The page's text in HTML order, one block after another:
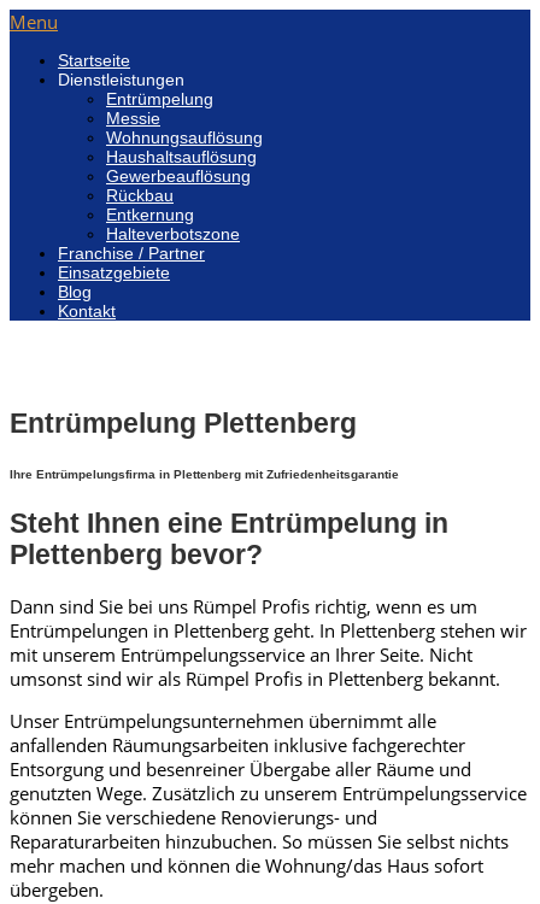
Menu
Startseite
Dienstleistungen
Entrümpelung
Messie
Wohnungsauflösung
Haushaltsauflösung
Gewerbeauflösung
Rückbau
Entkernung
Halteverbotszone
Franchise / Partner
Einsatzgebiete
Blog
Kontakt
Entrümpelung Plettenberg
Ihre Entrümpelungsfirma in Plettenberg mit Zufriedenheitsgarantie
Steht Ihnen eine Entrümpelung in
Plettenberg bevor?
Dann sind Sie bei uns Rümpel Profis richtig, wenn es um
Entrümpelungen in Plettenberg geht. In Plettenberg stehen wir
mit unserem Entrümpelungsservice an Ihrer Seite. Nicht
umsonst sind wir als Rümpel Profis in Plettenberg bekannt.
Unser Entrümpelungsunternehmen übernimmt alle
anfallenden Räumungsarbeiten inklusive fachgerechter
Entsorgung und besenreiner Übergabe aller Räume und
genutzten Wege. Zusätzlich zu unserem Entrümpelungsservice
können Sie verschiedene Renovierungs- und
Reparaturarbeiten hinzubuchen. So müssen Sie selbst nichts
mehr machen und können die Wohnung/das Haus sofort
übergeben.